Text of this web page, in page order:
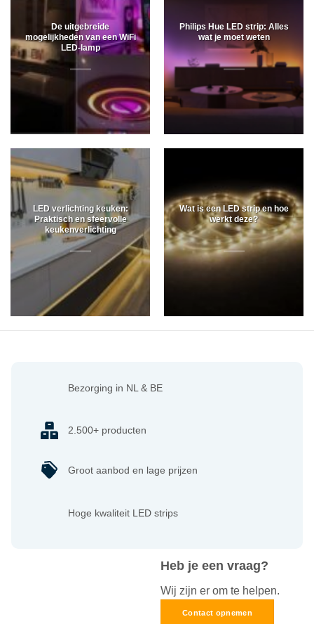
De uitgebreide
mogelijkheden van een WiFi
LED-lamp
Philips Hue LED strip: Alles
wat je moet weten
LED verlichting keuken:
Praktisch en sfeervolle
keukenverlichting
Wat is een LED strip en hoe
werkt deze?
Heb je een vraag?
Wij zijn er om te helpen.
Contact opnemen
Bezorging in NL & BE
2.500+ producten
Groot aanbod en lage prijzen
Hoge kwaliteit LED strips